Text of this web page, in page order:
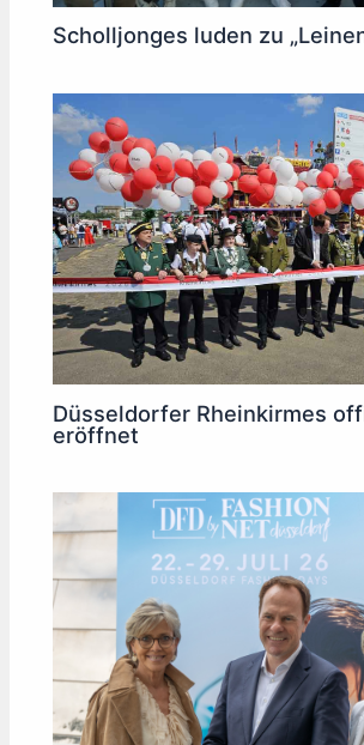
Scholljonges luden zu
Düsseldorfer Rheinkirmes
eröffnet